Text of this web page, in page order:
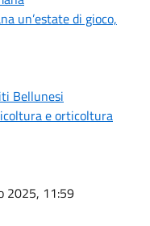
un’estate di gioco,
Bellunesi
e orticoltura
2025, 11:59